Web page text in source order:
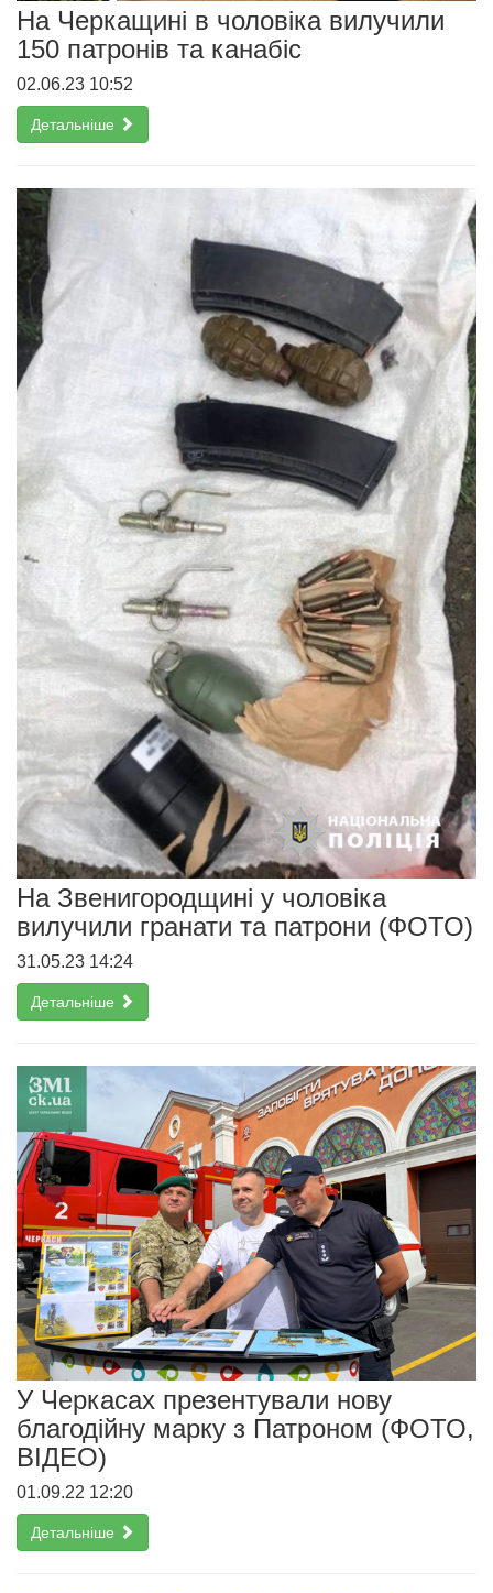
На Черкащині в чоловіка вилучили
150 патронів та канабіс
02.06.23 10:52
Детальніше
На Звенигородщині у чоловіка
вилучили гранати та патрони (ФОТО)
31.05.23 14:24
Детальніше
У Черкасах презентували нову
благодійну марку з Патроном (ФОТО,
ВІДЕО)
01.09.22 12:20
Детальніше